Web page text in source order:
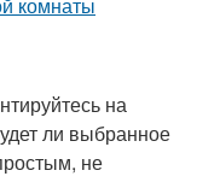
на
ли выбранное
не